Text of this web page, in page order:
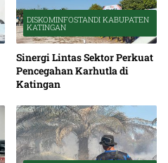
DISKOMINFOSTANDI KABUPATEN
KATINGAN
Sinergi Lintas Sektor Perkuat
Pencegahan Karhutla di
Katingan